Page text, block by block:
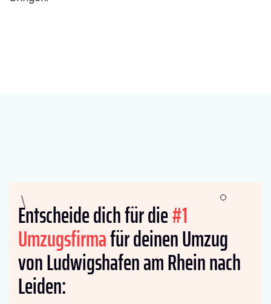
Entscheide dich für die#1
Umzugsfirmafür deinen Umzug
von Ludwigshafen am Rhein nach
Leiden: